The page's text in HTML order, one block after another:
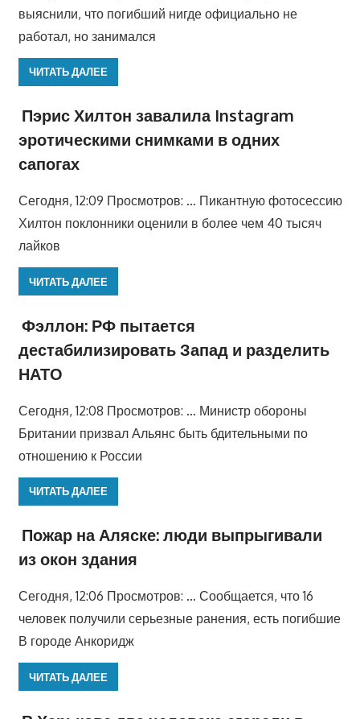
выяснили, что погибший нигде официально не
работал, но занимался
ЧИТАТЬ ДАЛЕЕ
Пэрис Хилтон завалила Instagram
эротическими снимками в одних
сапогах
Сегодня, 12:09 Просмотров: … Пикантную фотосессию
Хилтон поклонники оценили в более чем 40 тысяч
лайков
ЧИТАТЬ ДАЛЕЕ
Фэллон: РФ пытается
дестабилизировать Запад и разделить
НАТО
Сегодня, 12:08 Просмотров: … Министр обороны
Британии призвал Альянс быть бдительными по
отношению к России
ЧИТАТЬ ДАЛЕЕ
Пожар на Аляске: люди выпрыгивали
из окон здания
Сегодня, 12:06 Просмотров: … Сообщается, что 16
человек получили серьезные ранения, есть погибшие
В городе Анкоридж
ЧИТАТЬ ДАЛЕЕ